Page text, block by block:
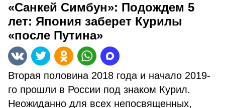
«Санкей Симбун»: Подождем 5
лет: Япония заберет Курилы
«после Путина»
Вторая половина 2018 года и начало 2019-
го прошли в России под знаком Курил.
Неожиданно для всех непосвященных,